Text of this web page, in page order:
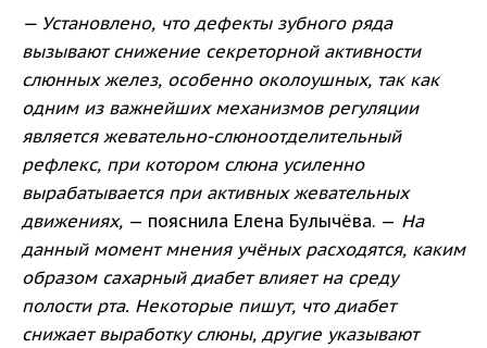
— Установлено, что дефекты зубного ряда
вызывают снижение секреторной активности
слюнных желез, особенно околоушных, так как
одним из важнейших механизмов регуляции
является жевательно-слюноотделительный
рефлекс, при котором слюна усиленно
вырабатывается при активных жевательных
движениях, — пояснила Елена Булычёва. — На
данный момент мнения учёных расходятся, каким
образом сахарный диабет влияет на среду
полости рта. Некоторые пишут, что диабет
снижает выработку слюны, другие указывают